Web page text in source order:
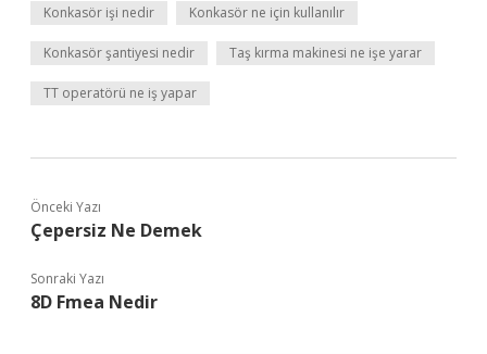
Konkasör işi nedir Konkasör ne için kullanılır
Konkasör şantiyesi nedir Taş kırma makinesi ne işe yarar
TT operatörü ne iş yapar
Önceki Yazı
Çepersiz Ne Demek
Sonraki Yazı
8D Fmea Nedir